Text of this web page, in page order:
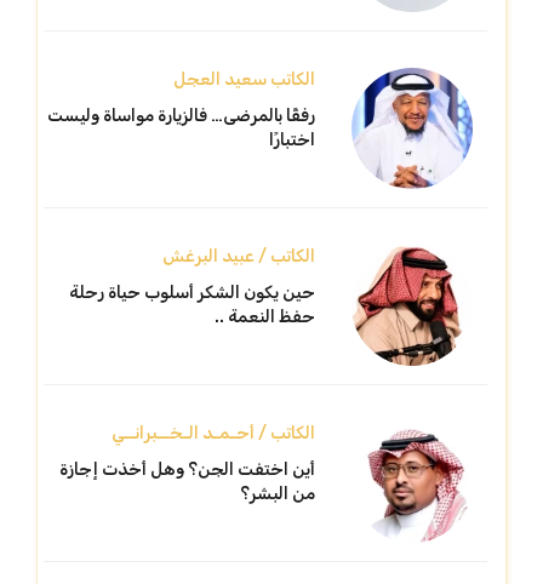
الكاتب سعيد العجل
رفقًا بالمرضى… فالزيارة مواساة وليست
اختبارًا
الكاتب / عبيد البرغش
حين يكون الشكر أسلوب حياة رحلة
حفظ النعمة ..
الكاتب / أحـمـد الـخــبرانــي
أين اختفت الجن؟ وهل أخذت إجازة
من البشر؟